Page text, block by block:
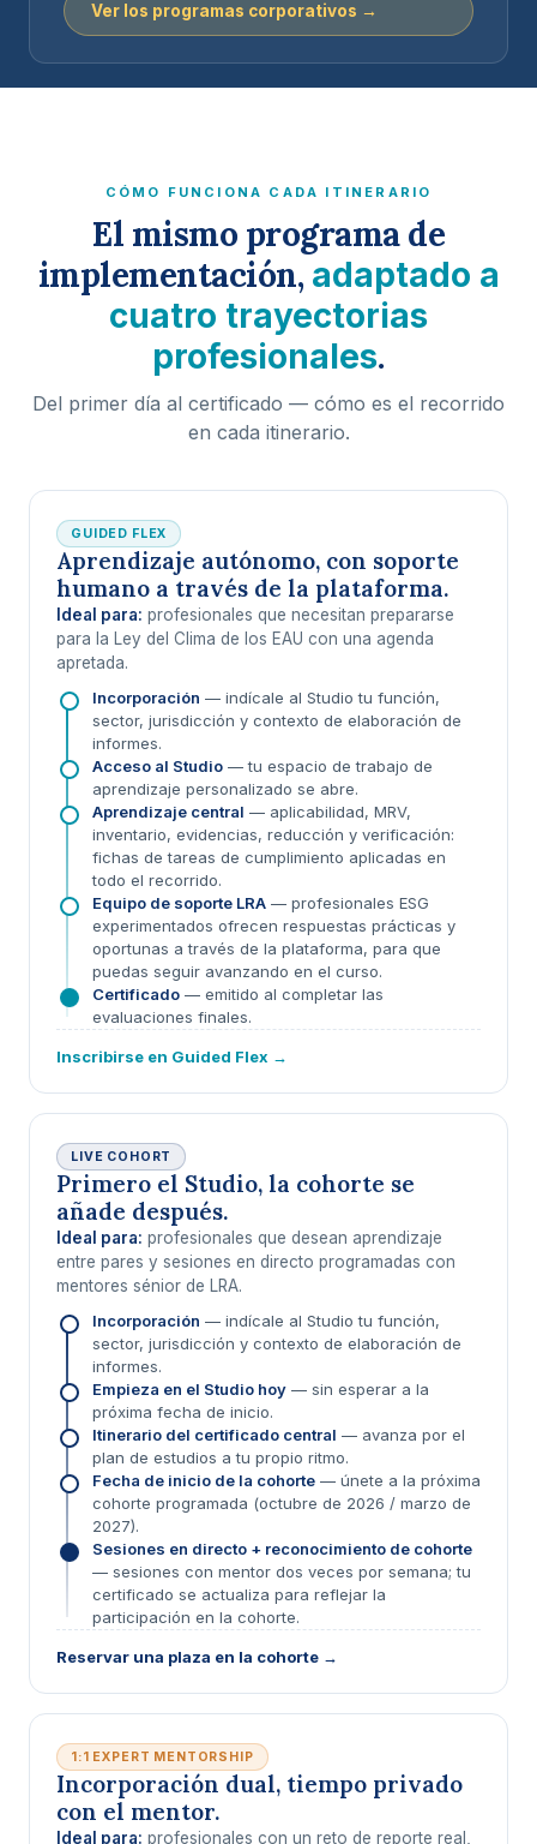
Ver los programas corporativos →
CÓMO FUNCIONA CADA ITINERARIO
El mismo programa de
implementación, adaptado a
cuatro trayectorias
profesionales.
Del primer día al certificado — cómo es el recorrido
en cada itinerario.
GUIDED FLEX
Aprendizaje autónomo, con soporte
humano a través de la plataforma.
Ideal para: profesionales que necesitan prepararse
para la Ley del Clima de los EAU con una agenda
apretada.
Incorporación — indícale al Studio tu función,
sector, jurisdicción y contexto de elaboración de
informes.
Acceso al Studio — tu espacio de trabajo de
aprendizaje personalizado se abre.
Aprendizaje central — aplicabilidad, MRV,
inventario, evidencias, reducción y verificación:
fichas de tareas de cumplimiento aplicadas en
todo el recorrido.
Equipo de soporte LRA — profesionales ESG
experimentados ofrecen respuestas prácticas y
oportunas a través de la plataforma, para que
puedas seguir avanzando en el curso.
Certificado — emitido al completar las
evaluaciones finales.
Inscribirse en Guided Flex →
LIVE COHORT
Primero el Studio, la cohorte se
añade después.
Ideal para: profesionales que desean aprendizaje
entre pares y sesiones en directo programadas con
mentores sénior de LRA.
Incorporación — indícale al Studio tu función,
sector, jurisdicción y contexto de elaboración de
informes.
Empieza en el Studio hoy — sin esperar a la
próxima fecha de inicio.
Itinerario del certificado central — avanza por el
plan de estudios a tu propio ritmo.
Fecha de inicio de la cohorte — únete a la próxima
cohorte programada (octubre de 2026 / marzo de
2027).
Sesiones en directo + reconocimiento de cohorte
— sesiones con mentor dos veces por semana; tu
certificado se actualiza para reflejar la
participación en la cohorte.
Reservar una plaza en la cohorte →
1:1 EXPERT MENTORSHIP
Incorporación dual, tiempo privado
con el mentor.
Ideal para: profesionales con un reto de reporte real,